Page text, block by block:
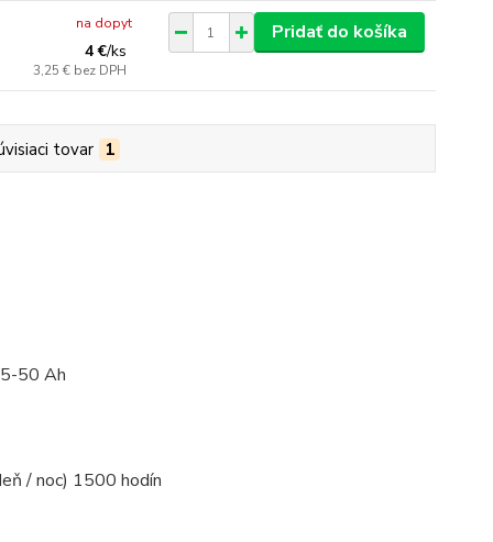
4 €/ks
3,25 € bez DPH
na dopyt Pridať do košíka
tovar 1
50 Ah
/ noc) 1500 hodín